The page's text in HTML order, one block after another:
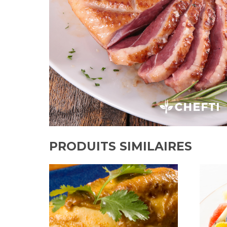
PRODUITS SIMILAIRES